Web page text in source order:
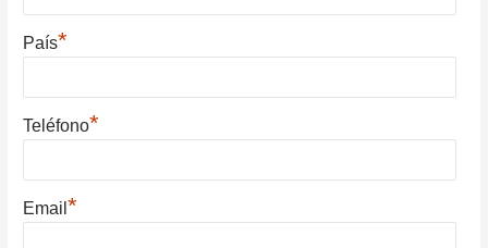
País*
Teléfono*
Email*